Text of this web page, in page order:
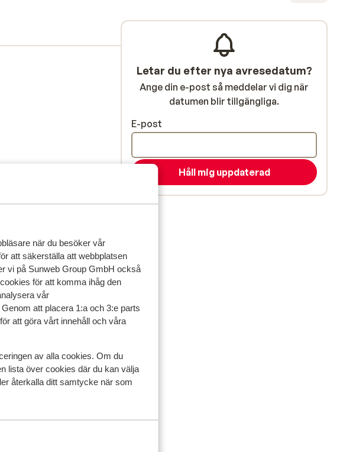
när du besöker vår
att säkerställa att webbplatsen
vi på Sunweb Group GmbH också
för att komma ihåg den
vår
att placera 1:a och 3:e parts
att göra vårt innehåll och våra
av alla cookies. Om du
lista över cookies där du kan välja
återkalla ditt samtycke när som
Mest bokad av partner
tot het complex kan
meer hebt. Gebruik
tot het complex kan
meer hebt. Gebruik
Letar du efter nya avresedatum?
Ange din e-post så meddelar vi dig när
datumen blir tillgängliga.
E-post
Håll mig uppdaterad